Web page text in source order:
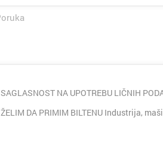
SAGLASNOST NA UPOTREBU LIČNIH
ŽELIM DA PRIMIM BILTENU Industrija,